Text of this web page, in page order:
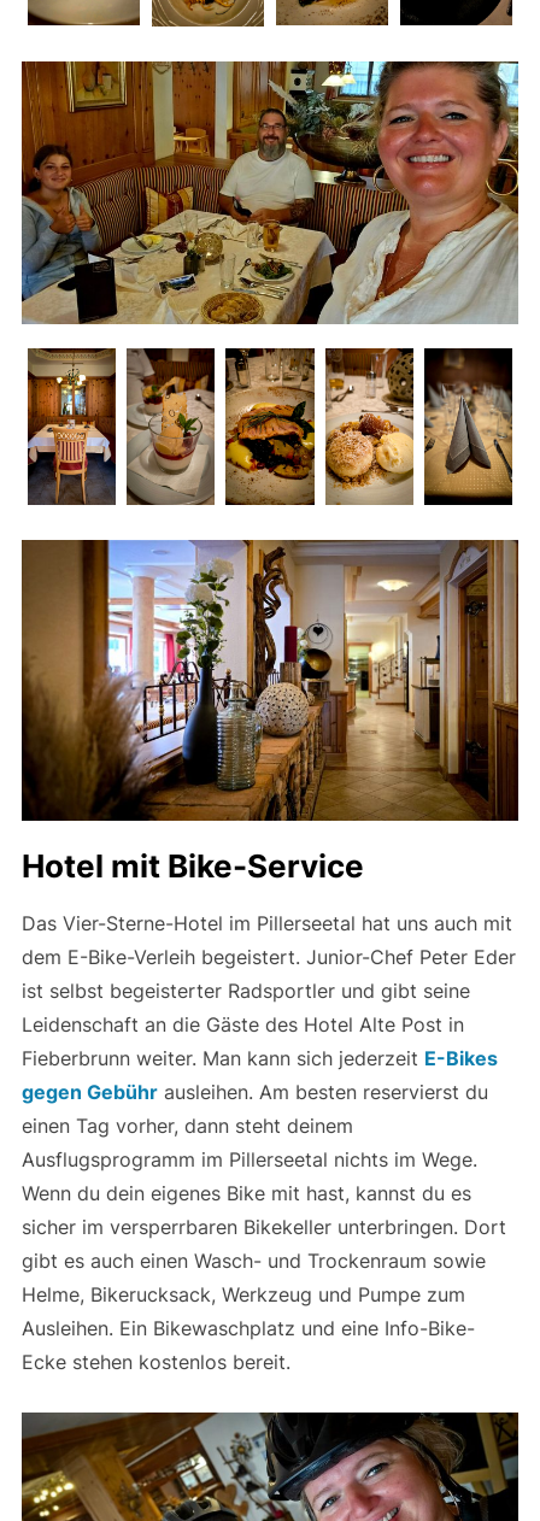
Hotel mit Bike-Service
Das Vier-Sterne-Hotel im Pillerseetal hat uns auch mit
dem E-Bike-Verleih begeistert. Junior-Chef Peter Eder
ist selbst begeisterter Radsportler und gibt seine
Leidenschaft an die Gäste des Hotel Alte Post in
Fieberbrunn weiter. Man kann sich jederzeit E-Bikes
gegen Gebührausleihen. Am besten reservierst du
einen Tag vorher, dann steht deinem
Ausflugsprogramm im Pillerseetal nichts im Wege.
Wenn du dein eigenes Bike mit hast, kannst du es
sicher im versperrbaren Bikekeller unterbringen. Dort
gibt es auch einen Wasch- und Trockenraum sowie
Helme, Bikerucksack, Werkzeug und Pumpe zum
Ausleihen. Ein Bikewaschplatz und eine Info-Bike-
Ecke stehen kostenlos bereit.